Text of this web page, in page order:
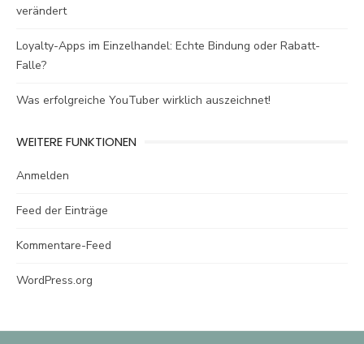
verändert
Loyalty-Apps im Einzelhandel: Echte Bindung oder Rabatt-
Falle?
Was erfolgreiche YouTuber wirklich auszeichnet!
WEITERE FUNKTIONEN
Anmelden
Feed der Einträge
Kommentare-Feed
WordPress.org